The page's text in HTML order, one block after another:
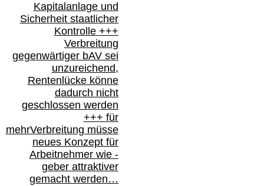
Kapitalanlage und
Sicherheit staatlicher
Kontrolle +++
Verbreitung
gegenwärtiger bAVsei
unzureichend,
Rentenlücke könne
dadurch nicht
geschlossen werden
+++ für
mehrVerbreitung müsse
neues Konzept für
Arbeitnehmer wie-
geber attraktiver
gemacht werden…